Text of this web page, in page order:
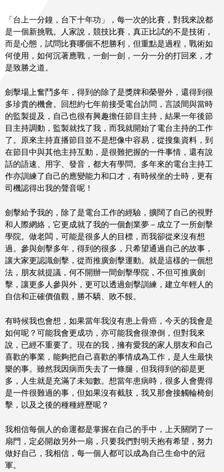
「台上一分鐘，台下十年功」，每一次的比賽，對我來說都
是一個新挑戰。人家說，競技比賽，真正比試的不是技術，
而是心態，試問比賽哪個不想勝利，但重點是過程，戰術如
何使用，如何沉著應戰，一劍一劍，一分一分的打回來，才
是致勝之道。
劍擊場上奮鬥多年，得到的除了是獎牌和榮譽外，還得到很
多珍貴的機會。回想約七年前接受電台訪問，言談間與當時
的監製提及，自己也很有興趣擔任節目主持，結果一年後節
目主持調動，監製就找了我，而我就開始了電台主持的工作
了。原來主持直播節目並不是想像中容易，從搜集資料，到
在節目中與其他主持互動，是很難把握的一件事情，還有說
話的語速、用字、發音，都大有學問。多年來的電台主持工
作亦訓練了自己的應變能力和口才，有時候坐的士時，更有
司機認得出我的聲音呢！
劍擊給予我的，除了是電台工作的經驗，擴闊了自己的視野
和人際網絡，它更成就了我的一個創業夢－成立了一所劍擊
學院。做老闆，可能是很多人的目標，而我卻從來沒有想
過。參與劍擊多年，得到的很多，只希望通過自己的故事，
讓大家更認識劍擊，從而推廣劍擊運動。就是這樣的一個想
法，朋友就提議，何不開辦一間劍擊學院，不但可推廣劍
擊，讓更多人參與外，更可以透過劍擊訓練，建立年輕人的
自信和正確價值觀，勝不驕、敗不餒。
有時候我也會想，如果當年我沒有患上骨癌，今天的我會是
如何呢？可能我會更成功，亦可能我會很潦倒，但對我來
說，已經不重要了。現在的我，擁有愛我的家人朋友和自己
喜歡的事業，能夠把自己喜歡的事情成為工作，是人生最快
樂的事。雖然我因病而失去了一條腿，但我得到的卻是更
多，人生就是充滿了未知數。想當年患病時，很多人會覺得
是一件很難過的事，但如果沒有截肢，我又那會接觸輪椅劍
擊，以及之後的種種經歷呢？
我相信每個人的命運都是掌握在自己的手中，上天關閉了一
扇門，定必開啟另外一扇，只要我們對明天抱有希望，努力
做好自己，我相信，每一個人都可以成為自己生命中的冠
軍。